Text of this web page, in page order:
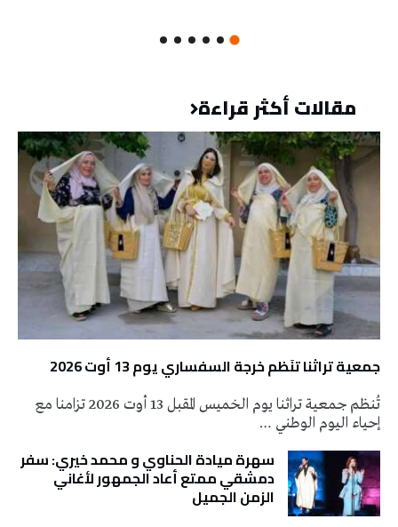
مقالات أكثر قراءة
جمعية تراثنا تنَظم خرجة السفساري يوم 13 أوت 2026
تُنظم جمعية تراثنا يوم الخميس المقبل 13 أوت 2026 تزامنا مع
إحياء اليوم الوطني …
سهرة ميادة الحناوي و محمد خيري: سفر
دمشقي ممتع أعاد الجمهور لأغاني
الزمن الجميل